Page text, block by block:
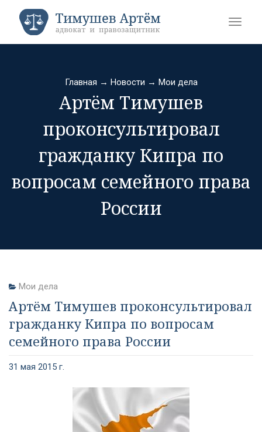
Главная → Новости → Мои дела
Артём Тимушев
проконсультировал
гражданку Кипра по
вопросам семейного права
России
Мои дела
Артём Тимушев проконсультировал
гражданку Кипра по вопросам
семейного права России
31 мая 2015 г.